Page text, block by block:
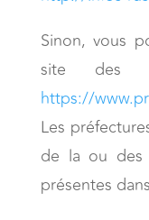
Sinon, vous
site des
https://
Les
de la ou des
présentes